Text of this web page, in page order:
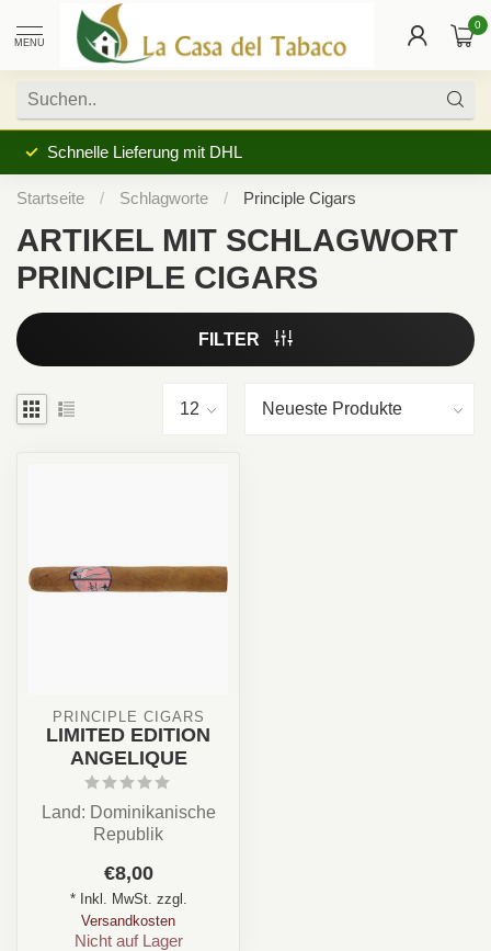
MENU
0
Schnelle Lieferung mit DHL
Startseite / Schlagworte / Principle Cigars
ARTIKEL MIT SCHLAGWORT
PRINCIPLE CIGARS
FILTER
PRINCIPLE CIGARS
LIMITED EDITION
ANGELIQUE
Land: Dominikanische
Republik
Aroma: Creme, Süß
Format: Corona/...
€8,00
* Inkl. MwSt. zzgl.
Versandkosten
Nicht auf Lager